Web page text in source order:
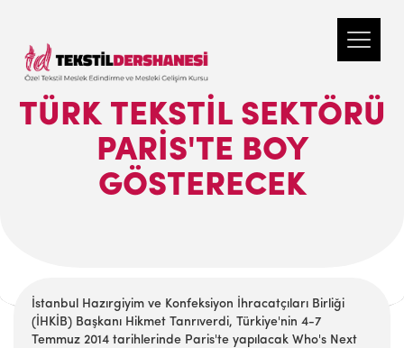
TÜRK TEKSTIL SEKTÖRÜ
PARIS'TE BOY
GÖSTERECEK
İstanbul Hazırgiyim ve Konfeksiyon İhracatçıları Birliği
(İHKİB) Başkanı Hikmet Tanrıverdi, Türkiye'nin 4-7
Temmuz 2014 tarihlerinde Paris'te yapılacak Who's Next